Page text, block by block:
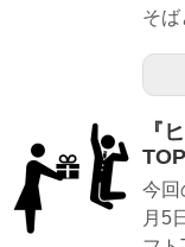
そば
『
今回
月5